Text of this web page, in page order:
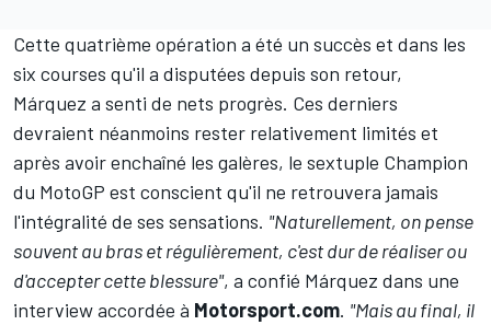
Cette quatrième opération a été un succès et dans les
six courses qu'il a disputées depuis son retour,
Márquez a senti de nets progrès. Ces derniers
devraient néanmoins rester relativement limités et
après avoir enchaîné les galères, le sextuple Champion
du MotoGP est conscient qu'il ne retrouvera jamais
l'intégralité de ses sensations. "Naturellement, on pense
souvent au bras et régulièrement, c'est dur de réaliser ou
d'accepter cette blessure", a confié Márquez dans une
interview accordée à Motorsport.com. "Mais au final, il